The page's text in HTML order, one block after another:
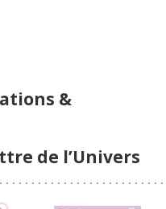
&
de l’Univers